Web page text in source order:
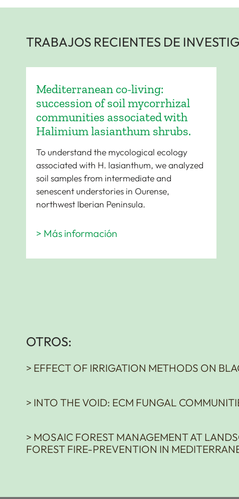
TRABAJOS RECIENTES DE
Mediterranean co-living:
succession of soil mycorrhizal
communities associated with
Halimium lasianthum shrubs.
To understand the mycological ecology
associated with H. lasianthum, we analyzed
soil samples from intermediate and
senescent understories in Ourense,
northwest Iberian Peninsula.
> Más información
OTROS:
> EFFECT OF IRRIGATION METHODS ON
> INTO THE VOID: ECM FUNGAL
> MOSAIC FOREST MANAGEMENT AT
FOREST FIRE-PREVENTION IN